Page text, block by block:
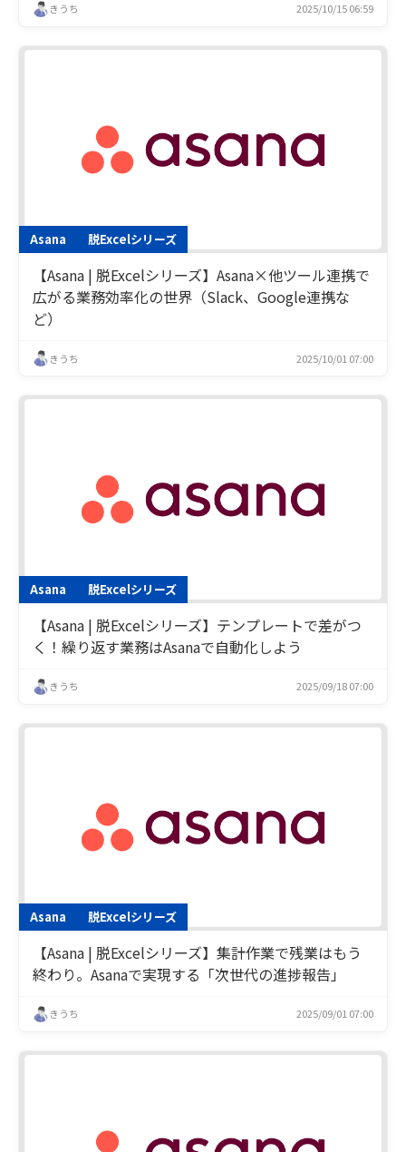
きうち 2025/10/15 06:59
Asana 脱Excelシリーズ
【Asana | 脱Excelシリーズ】Asana×他ツール連携で
広がる業務効率化の世界（Slack、Google連携な
ど）
きうち 2025/10/01 07:00
Asana 脱Excelシリーズ
【Asana | 脱Excelシリーズ】テンプレートで差がつ
く！繰り返す業務はAsanaで自動化しよう
きうち 2025/09/18 07:00
Asana 脱Excelシリーズ
【Asana | 脱Excelシリーズ】集計作業で残業はもう
終わり。Asanaで実現する「次世代の進捗報告」
きうち 2025/09/01 07:00